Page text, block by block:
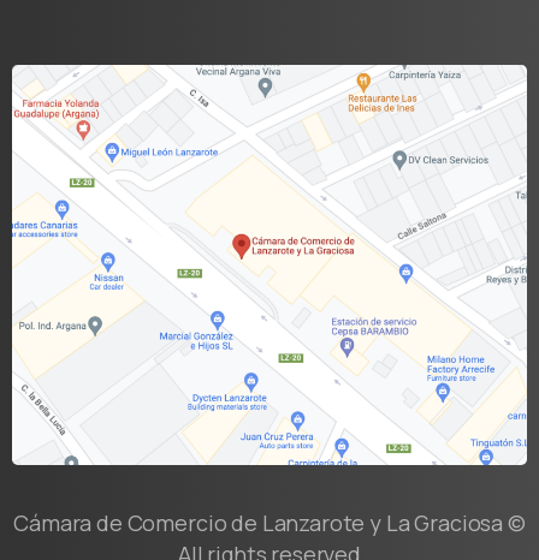
Cámara de Comercio de Lanzarote y La Graciosa ©
All rights reserved